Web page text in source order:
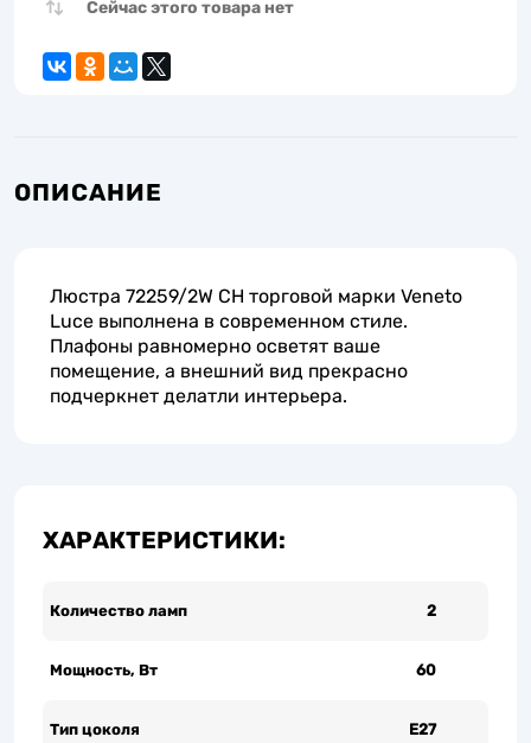
Сейчас этого товара нет
ОПИСАНИЕ
Люстра 72259/2W CH торговой марки Veneto
Luce выполнена в современном стиле.
Плафоны равномерно осветят ваше
помещение, а внешний вид прекрасно
подчеркнет делатли интерьера.
ХАРАКТЕРИСТИКИ:
Количество ламп 2
Мощность, Вт 60
Тип цоколя Е27